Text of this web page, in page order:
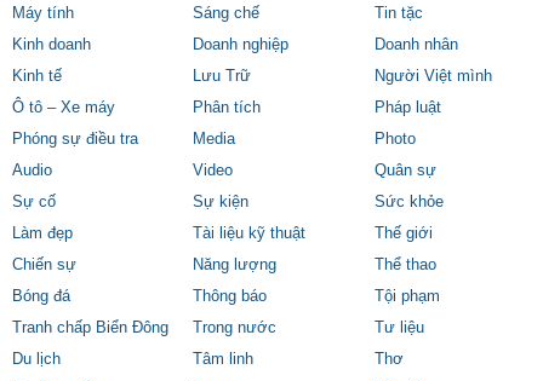
Máy tính
Sáng chế
Tin tặc
Kinh doanh
Doanh nghiệp
Doanh nhân
Kinh tế
Lưu Trữ
Người Việt mình
Ô tô – Xe máy
Phân tích
Pháp luật
Phóng sự điều tra
Media
Photo
Audio
Video
Quân sự
Sự cố
Sự kiện
Sức khỏe
Làm đẹp
Tài liệu kỹ thuật
Thế giới
Chiến sự
Năng lượng
Thể thao
Bóng đá
Thông báo
Tội phạm
Tranh chấp Biển Đông
Trong nước
Tư liệu
Du lịch
Tâm linh
Thơ